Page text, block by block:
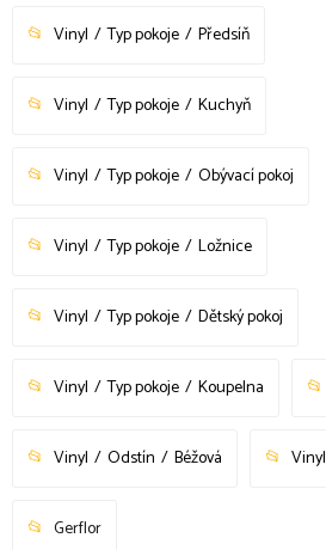
Vinyl Typ pokoje Předsíň
Vinyl Typ pokoje Kuchyň
Vinyl Typ pokoje Obývací pokoj
Vinyl Typ pokoje Ložnice
Vinyl Typ pokoje Dětský pokoj
Vinyl Typ pokoje Koupelna
Vinyl Odstín Béžová Vinyl
Gerflor